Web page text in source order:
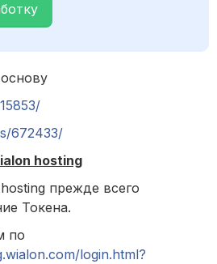
672433/
hosting
прежде всего
Токена.
по
login.html?